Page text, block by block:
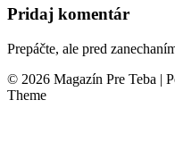
Pridaj komentár
Prepáčte, ale pred
© 2026 Magazín Pre Teba |
Theme